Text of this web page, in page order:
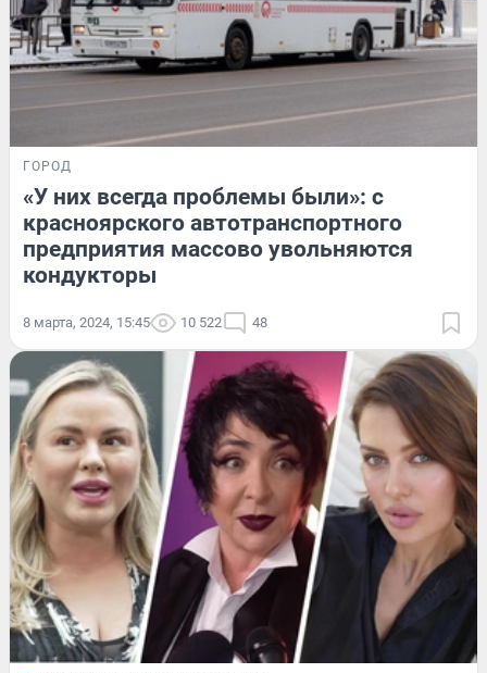
ГОРОД
«У них всегда проблемы были»: с
красноярского автотранспортного
предприятия массово увольняются
кондукторы
8 марта, 2024, 15:45 10 522 48